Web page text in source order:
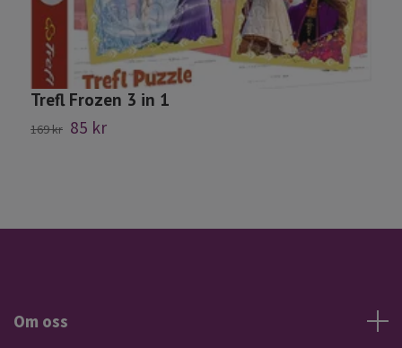
Trefl Frozen 3 in 1
169 kr 85 kr
Om oss